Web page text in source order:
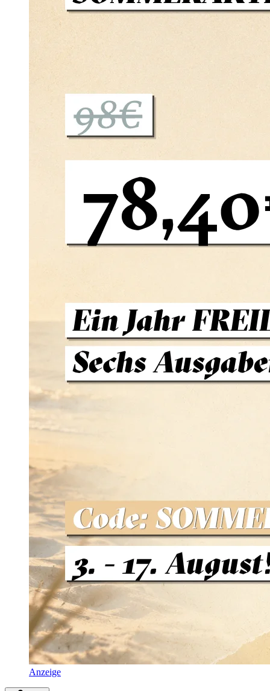
Anzeige